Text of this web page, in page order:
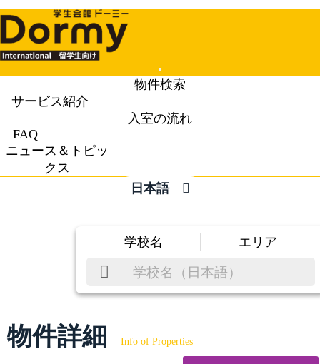
Mobile
Menu
物件検索
サービス紹介
入室の流れ
FAQ
ニュース＆トピッ
クス
日本語
学校名 エリア
物件詳細 Info of Properties